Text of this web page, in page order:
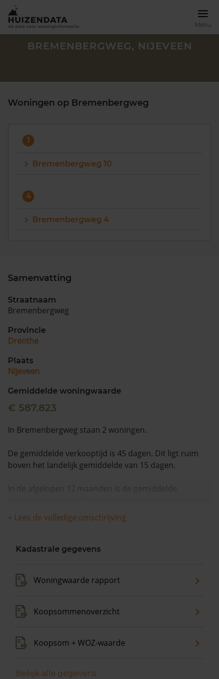
Menu
Zoek een woning
Maandag t/m vrijdag - 08:00 -18:00
BREMENBERGWEG, NIJEVEEN
Woningen op Bremenbergweg
1
Bremenbergweg 10
4
Bremenbergweg 4
Samenvatting
Straatnaam
Bremenbergweg
Provincie
Drenthe
Plaats
Nijeveen
Gemiddelde woningwaarde
€ 587.823
In Bremenbergweg staan 2 woningen.
De gemiddelde verkooptijd is 45 dagen. Dit ligt ruim
boven het landelijk gemiddelde van 15 dagen.
In de afgelopen 12 maanden is de gemiddelde
+ Lees de volledige omschrijving
Kadastrale gegevens
Woningwaarde rapport
Koopsommenoverzicht
Koopsom + WOZ-waarde
Bekijk alle gegevens